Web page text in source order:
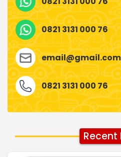
0821 3131 000 76
email@gmail.com
0821 3131 000 76
Recent